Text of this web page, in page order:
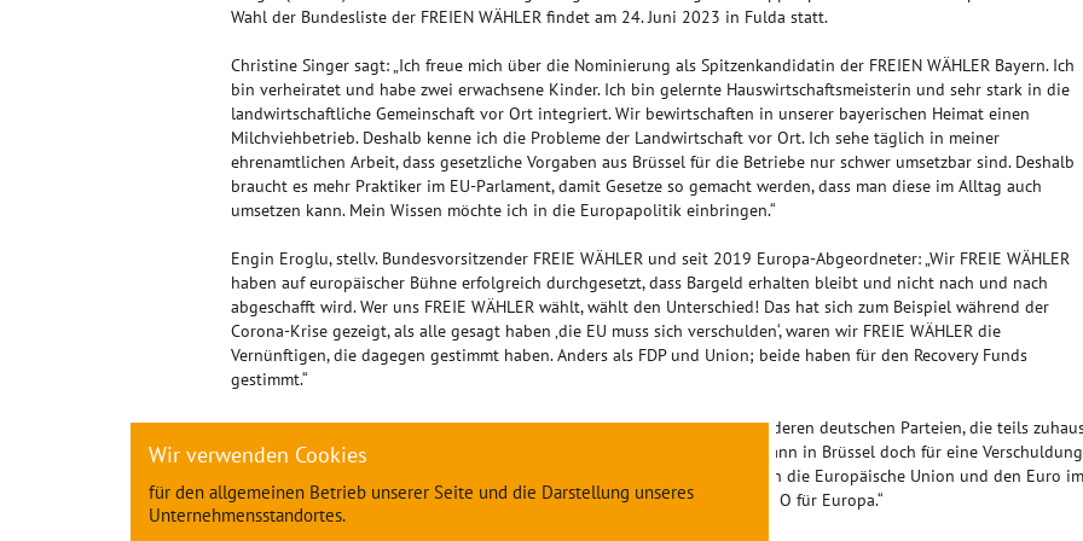
Wahl der Bundesliste der FREIEN WÄHLER findet am 24. Juni 2023 in Fulda statt.
Christine Singer sagt: „Ich freue mich über die Nominierung als Spitzenkandidatin der FREIEN WÄHLER Bayern. Ich
bin verheiratet und habe zwei erwachsene Kinder. Ich bin gelernte Hauswirtschaftsmeisterin und sehr stark in die
landwirtschaftliche Gemeinschaft vor Ort integriert. Wir bewirtschaften in unserer bayerischen Heimat einen
Milchviehbetrieb. Deshalb kenne ich die Probleme der Landwirtschaft vor Ort. Ich sehe täglich in meiner
ehrenamtlichen Arbeit, dass gesetzliche Vorgaben aus Brüssel für die Betriebe nur schwer umsetzbar sind. Deshalb
braucht es mehr Praktiker im EU-Parlament, damit Gesetze so gemacht werden, dass man diese im Alltag auch
umsetzen kann. Mein Wissen möchte ich in die Europapolitik einbringen.“
Engin Eroglu, stellv. Bundesvorsitzender FREIE WÄHLER und seit 2019 Europa-Abgeordneter: „Wir FREIE WÄHLER
haben auf europäischer Bühne erfolgreich durchgesetzt, dass Bargeld erhalten bleibt und nicht nach und nach
abgeschafft wird. Wer uns FREIE WÄHLER wählt, wählt den Unterschied! Das hat sich zum Beispiel während der
Corona-Krise gezeigt, als alle gesagt haben ‚die EU muss sich verschulden‘, waren wir FREIE WÄHLER die
Vernünftigen, die dagegen gestimmt haben. Anders als FDP und Union; beide haben für den Recovery Funds
gestimmt.“
„Das ist ein klares Alleinstellungsmerkmal der FREIEN WÄHLER zu den anderen deutschen Parteien, die teils
in Berlin große Kritik an der europäischen Schuldenpolitik äußern und dann in Brüssel doch für eine Verschuldung
durch den Corona Recovery Funds stimmen“, sagt Eroglu. Und: „Wir müssen die Europäische Union und den Euro im
internationalen Wettbewerb stabil halten. Solide Finanzen sind das A und O für Europa.“
Wir verwenden Cookies
für den allgemeinen Betrieb unserer Seite und die Darstellung unseres
Unternehmensstandortes.